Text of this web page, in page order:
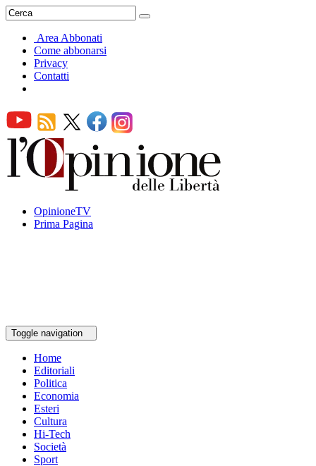
Area Abbonati
Come abbonarsi
Privacy
Contatti
OpinioneTV
Prima Pagina
Toggle navigation
Home
Editoriali
Politica
Economia
Esteri
Cultura
Hi-Tech
Società
Sport